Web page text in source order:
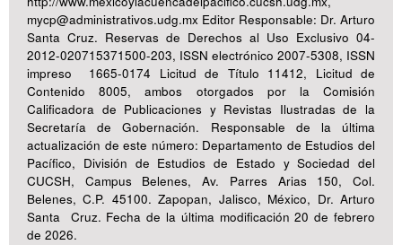
mycp@administrativos.udg.mx Editor Responsable: Dr. Arturo
Santa Cruz. Reservas de Derechos al Uso Exclusivo 04-
2012-020715371500-203, ISSN electrónico 2007-5308, ISSN
impreso 1665-0174 Licitud de Título 11412, Licitud de
Contenido 8005, ambos otorgados por la Comisión
Calificadora de Publicaciones y Revistas Ilustradas de la
Secretaría de Gobernación. Responsable de la última
actualización de este número: Departamento de Estudios del
Pacífico, División de Estudios de Estado y Sociedad del
CUCSH, Campus Belenes, Av. Parres Arias 150, Col.
Belenes, C.P. 45100. Zapopan, Jalisco, México, Dr. Arturo
Santa Cruz. Fecha de la última modificación 20 de febrero
de 2026.